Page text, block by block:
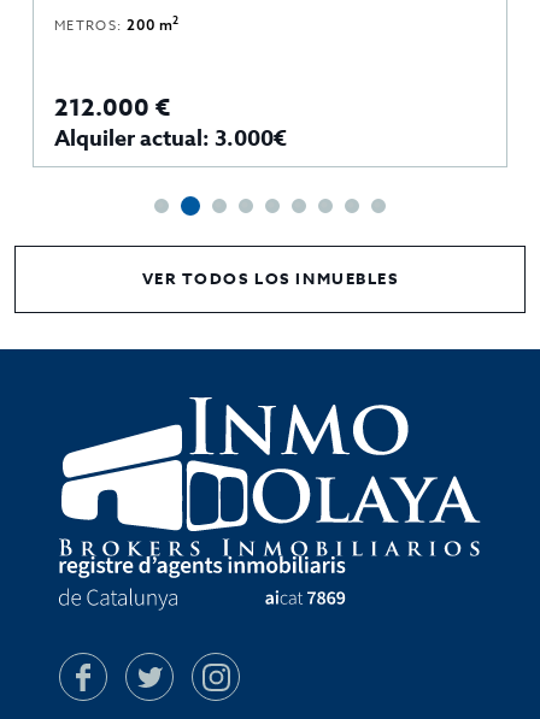
METROS:200 m2
212.000 €
Alquiler actual: 3.000€
VER TODOS LOS INMUEBLES